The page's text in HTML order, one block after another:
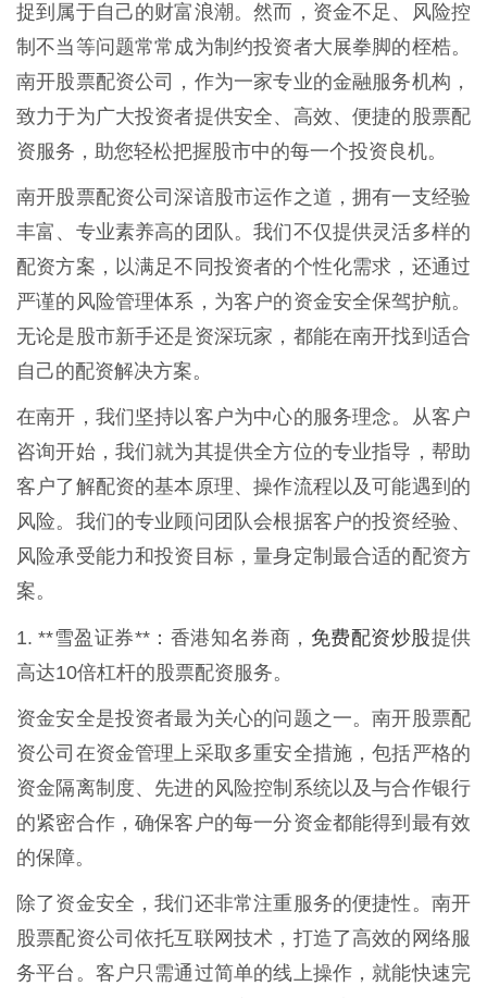
捉到属于自己的财富浪潮。然而，资金不足、风险控
制不当等问题常常成为制约投资者大展拳脚的桎梏。
南开股票配资公司，作为一家专业的金融服务机构，
致力于为广大投资者提供安全、高效、便捷的股票配
资服务，助您轻松把握股市中的每一个投资良机。
南开股票配资公司深谙股市运作之道，拥有一支经验
丰富、专业素养高的团队。我们不仅提供灵活多样的
配资方案，以满足不同投资者的个性化需求，还通过
严谨的风险管理体系，为客户的资金安全保驾护航。
无论是股市新手还是资深玩家，都能在南开找到适合
自己的配资解决方案。
在南开，我们坚持以客户为中心的服务理念。从客户
咨询开始，我们就为其提供全方位的专业指导，帮助
客户了解配资的基本原理、操作流程以及可能遇到的
风险。我们的专业顾问团队会根据客户的投资经验、
风险承受能力和投资目标，量身定制最合适的配资方
案。
1. **雪盈证券**：香港知名券商， 免费配资炒股提供
高达10倍杠杆的股票配资服务。
资金安全是投资者最为关心的问题之一。南开股票配
资公司在资金管理上采取多重安全措施，包括严格的
资金隔离制度、先进的风险控制系统以及与合作银行
的紧密合作，确保客户的每一分资金都能得到最有效
的保障。
除了资金安全，我们还非常注重服务的便捷性。南开
股票配资公司依托互联网技术，打造了高效的网络服
务平台。客户只需通过简单的线上操作，就能快速完